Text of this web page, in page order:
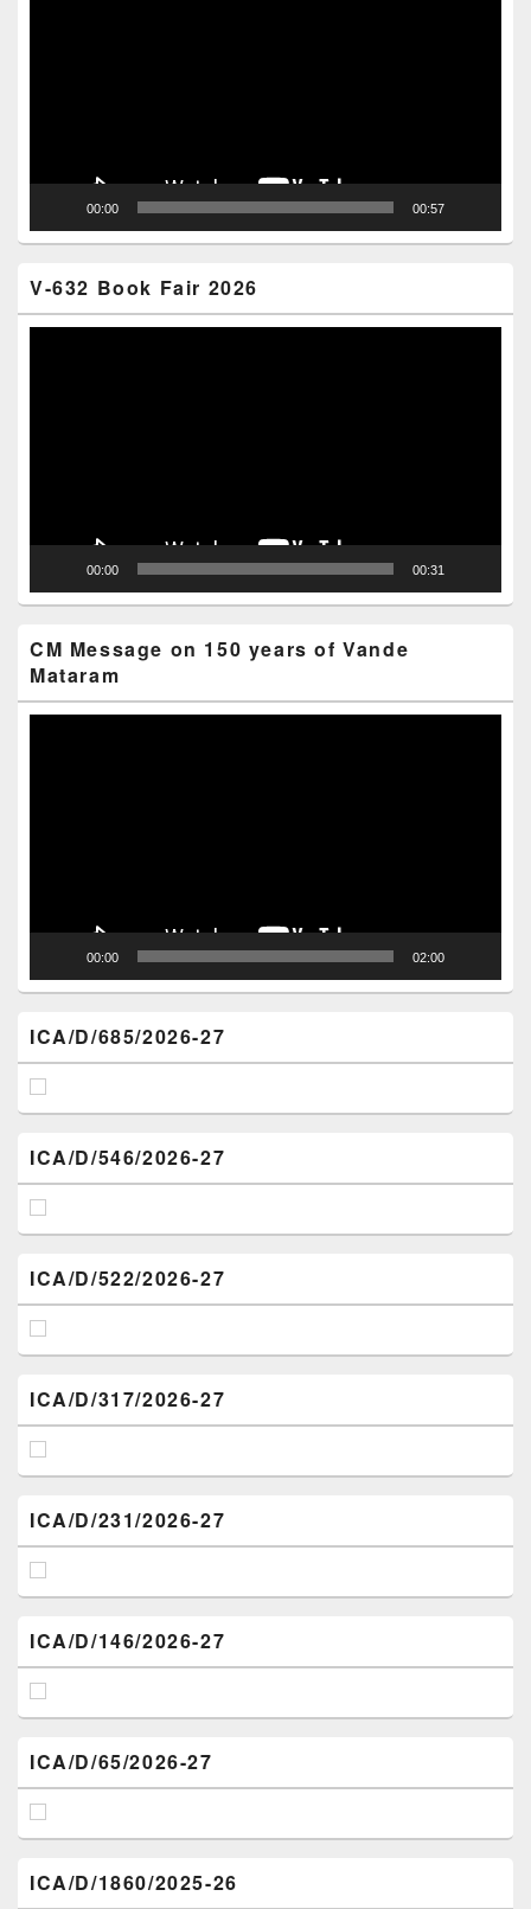
00:00 00:57
V-632 Book Fair 2026
00:00 00:31
CM Message on 150 years of Vande
Mataram
00:00 02:00
ICA/D/685/2026-27
ICA/D/546/2026-27
ICA/D/522/2026-27
ICA/D/317/2026-27
ICA/D/231/2026-27
ICA/D/146/2026-27
ICA/D/65/2026-27
ICA/D/1860/2025-26